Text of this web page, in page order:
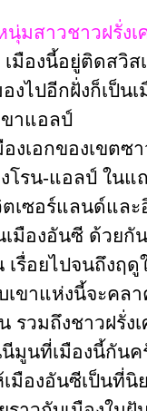
นุ่มสาวชาวฝรั่ง
เมืองนี้อยู่ติดสวิ
งไปอีกฝั่งก็เป็น
ขาแอลป์
องเอกของเขตซ
โรน-แอลป์ ในแ
ตเซอร์แลนด์แล
เมืองอันซี ด้วยกั
เรื่อยไปจนถึงฤ
เขาแห่งนี้จะคล
รวมถึงชาวฝรั่ง
มูนที่เมืองนี้กันค
เมืองอันซีเป็นที่